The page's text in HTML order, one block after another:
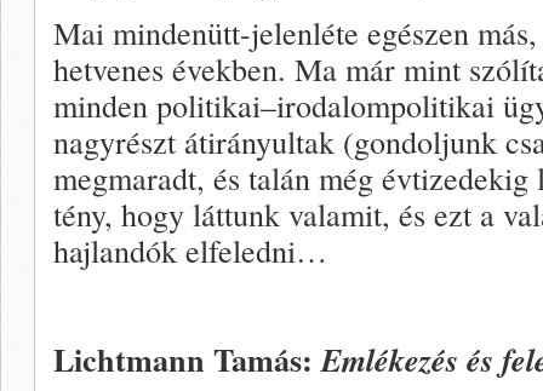
Mai mindenütt-jelenléte egészen
hetvenes években. Ma már mint
minden politikai–irodalompolitikai
nagyrészt átirányultak (gondoljunk
megmaradt, és talán még
tény, hogy láttunk valamit, és ezt a
hajlandók elfeledni…
Lichtmann Tamás:Emlékezés és